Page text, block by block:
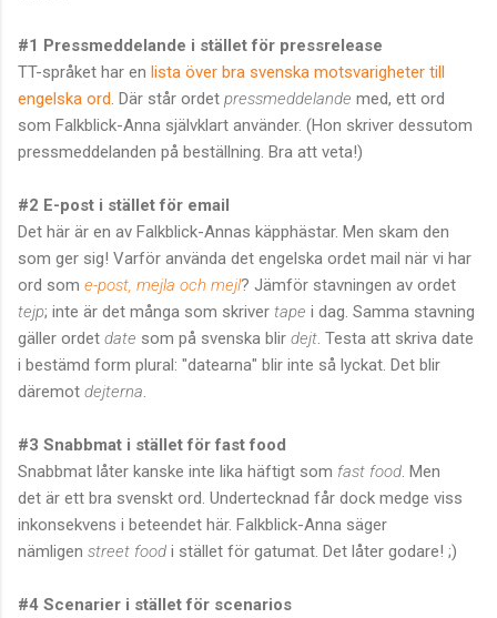
#1 Pressmeddelande i stället för pressrelease
TT-språket har en lista över bra svenska motsvarigheter till
engelska ord . Där står ordet pressmeddelande med, ett ord
som Falkblick-Anna självklart använder. (Hon skriver dessutom
pressmeddelanden på beställning. Bra att veta!)
#2 E-post i stället för email
Det här är en av Falkblick-Annas käpphästar. Men skam den
som ger sig! Varför använda det engelska ordet mail när vi har
ord som e-post, mejla och mejl? Jämför stavningen av ordet
tejp; inte är det många som skriver tape i dag. Samma stavning
gäller ordet date som på svenska blir dejt . Testa att skriva date
i bestämd form plural: "datearna" blir inte så lyckat. Det blir
däremot dejterna
#3 Snabbmat i stället för fast food
Snabbmat låter kanske inte lika häftigt som fast food . Men
det är ett bra svenskt ord. Undertecknad får dock medge viss
inkonsekvens i beteendet här. Falkblick-Anna säger
nämligen street food i stället för gatumat. Det låter godare! ;)
#4 Scenarier i stället för scenarios